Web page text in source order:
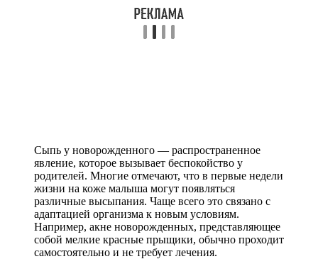
Сыпь у новорожденного — распространенное
явление, которое вызывает беспокойство у
родителей. Многие отмечают, что в первые недели
жизни на коже малыша могут появляться
различные высыпания. Чаще всего это связано с
адаптацией организма к новым условиям.
Например, акне новорожденных, представляющее
собой мелкие красные прыщики, обычно проходит
самостоятельно и не требует лечения.